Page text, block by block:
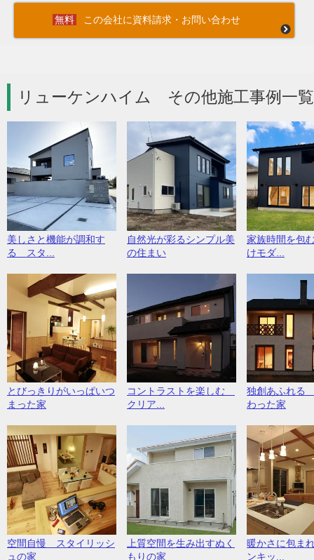
この会社に資料請求・お問い合わせ
リューケンハイム その他施工事例一
美しさと機能が調和す
る スタ...
自然光が彩るシンプル美
の住まい
家族時間を包
けモダ...
とびっきりがいっぱいつ
まった家
コントラストを楽しむ
クリア...
独創あふれる
わった家
空間自慢 スタイリッシ
ュの家
上質空間を生み出すぬく
もりの家
暖かさに包ま
ンキッ...